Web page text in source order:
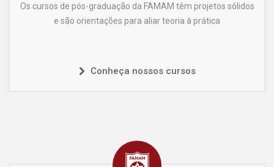
Os cursos de pós-graduação da FAMAM têm projetos sólidos
e são orientações para aliar teoria à prática
Conheça nossos cursos